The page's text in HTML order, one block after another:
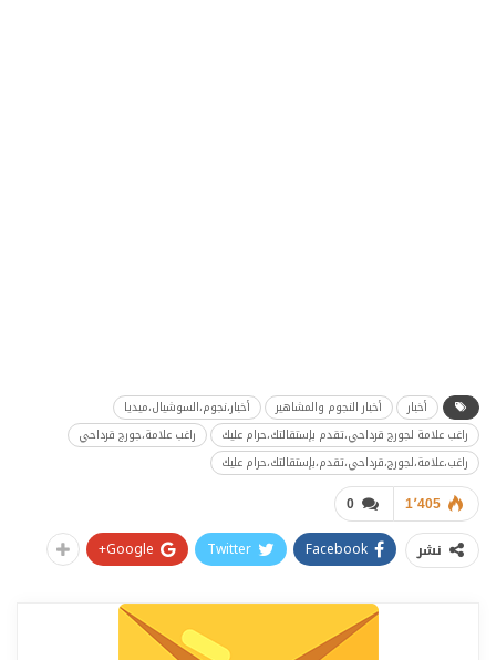
أخبار أخبار النجوم والمشاهير
أخبار،نجوم،السوشيال،ميديا
راغب علامة لجورج قرداحي،تقدم بإستقالتك،حرام عليك
راغب علامة،جورج قرداحي
راغب،علامة،لجورج،قرداحي،تقدم،بإستقالتك،حرام عليك
0 1٬405
نشر Facebook
Twitter
Google+